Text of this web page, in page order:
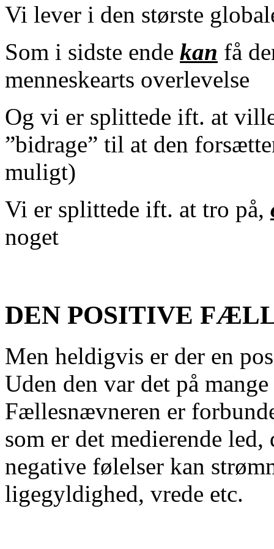
Vi lever i den største
Som i sidste ende kan få
menneskearts overlevelse
Og vi er splittede ift. at
”bidrage” til at den
muligt)
Vi er splittede ift. at tro på,
noget
DEN POSITIVE
Men heldigvis er der en
Uden den var det på
Fællesnævneren er
som er det medierende
negative følelser kan
ligegyldighed, vrede etc.